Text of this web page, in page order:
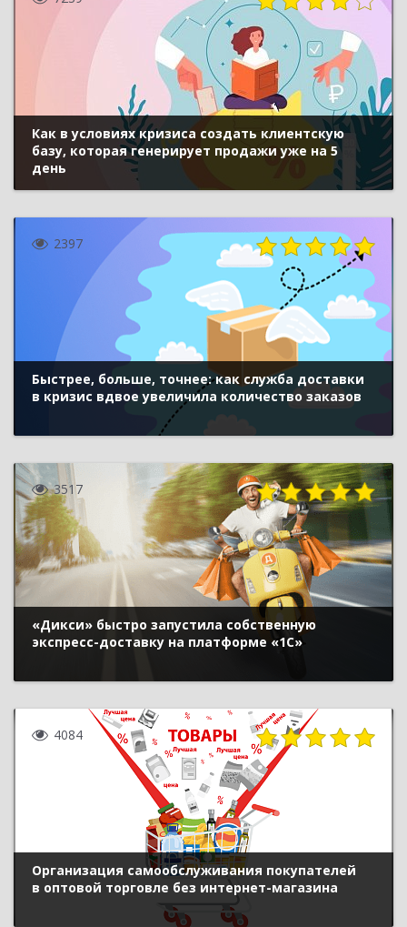
Как в условиях кризиса создать клиентскую
базу, которая генерирует продажи уже на 5
день
2397
Быстрее, больше, точнее: как служба доставки
в кризис вдвое увеличила количество заказов
3517
«Дикси» быстро запустила собственную
экспресс-доставку на платформе «1С»
4084
Организация самообслуживания покупателей
в оптовой торговле без интернет-магазина